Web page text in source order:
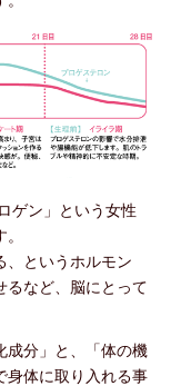
ゲン」という女性
、というホルモン
るなど、脳にとって
成分」と、「体の機
身体に取り入れる事